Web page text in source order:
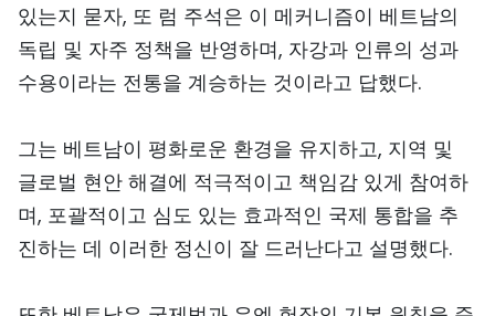
있는지 묻자, 또 럼 주석은 이 메커니즘이 베트남의
독립 및 자주 정책을 반영하며, 자강과 인류의 성과
수용이라는 전통을 계승하는 것이라고 답했다.
그는 베트남이 평화로운 환경을 유지하고, 지역 및
글로벌 현안 해결에 적극적이고 책임감 있게 참여하
며, 포괄적이고 심도 있는 효과적인 국제 통합을 추
진하는 데 이러한 정신이 잘 드러난다고 설명했다.